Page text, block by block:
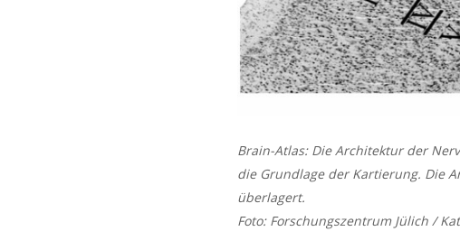
Brain-Atlas: Die Architektur der
die Grundlage der Kartierung. Die
überlagert.
Foto: Forschungszentrum Jülich /